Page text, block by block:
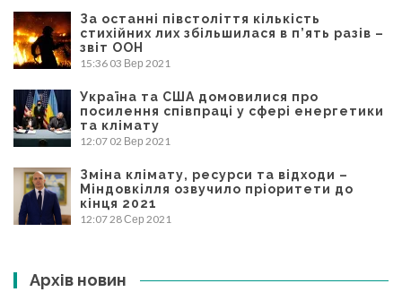
За останні півстоліття кількість
стихійних лих збільшилася в п’ять разів –
звіт ООН
15:36 03 Вер 2021
Україна та США домовилися про
посилення співпраці у сфері енергетики
та клімату
12:07 02 Вер 2021
Зміна клімату, ресурси та відходи –
Міндовкілля озвучило пріоритети до
кінця 2021
12:0728 Сер 2021
Архів новин